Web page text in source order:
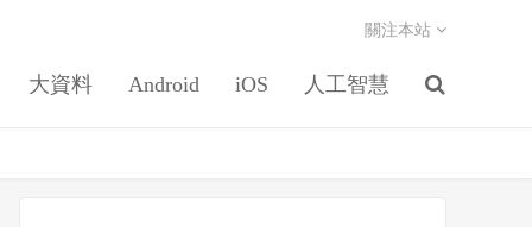
大資料 Android iOS 人工智慧
關注本站